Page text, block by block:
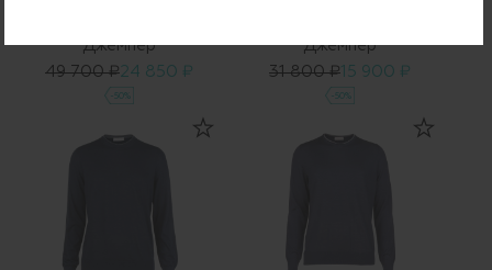
Джемпер
49 700 ₽24 850 ₽
-50%
Джемпер
31 800 ₽15 900 ₽
-50%